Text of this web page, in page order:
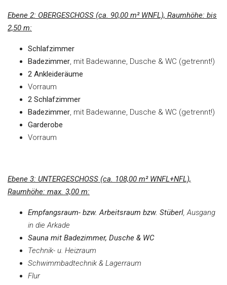
Ebene 2: OBERGESCHOSS (ca. 90,00 m² WNFL), Raumhöhe: bis
2,50 m:
Schlafzimmer
Badezimmer, mit Badewanne, Dusche & WC (getrennt!)
2 Ankleideräume
Vorraum
2 Schlafzimmer
Badezimmer, mit Badewanne, Dusche & WC (getrennt!)
Garderobe
Vorraum
Ebene 3: UNTERGESCHOSS (ca. 108,00 m² WNFL+NFL),
Raumhöhe: max. 3,00 m:
Empfangsraum- bzw. Arbeitsraum bzw. Stüberl, Ausgang
in die Arkade
Sauna mit Badezimmer, Dusche & WC
Technik- u. Heizraum
Schwimmbadtechnik & Lagerraum
Flur